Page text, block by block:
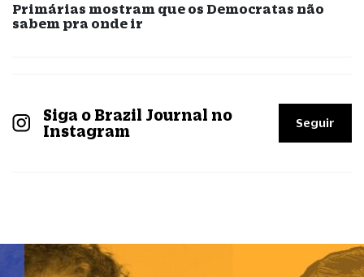
Primárias mostram que os Democratas não
sabem pra onde ir
Siga o Brazil Journal no
Instagram
Seguir